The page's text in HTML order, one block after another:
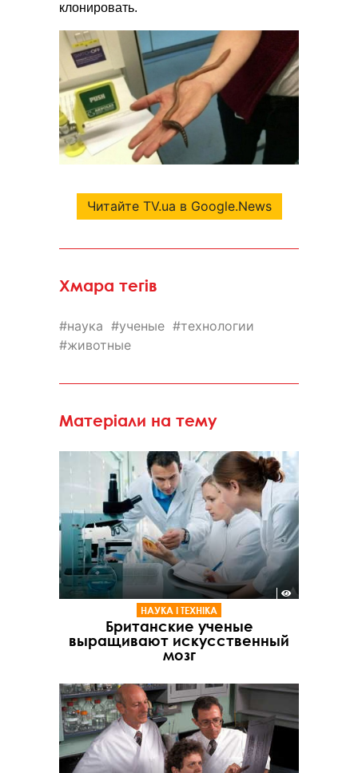
клонировать.
Читайте TV.ua в Google.News
Хмара тегів
наука ученые
технологии
животные
Матеріали на тему
НАУКА І ТЕХНІКА
Британские ученые
выращивают искусственный
мозг